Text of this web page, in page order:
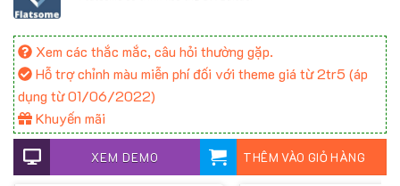
Xem các thắc mắc, câu hỏi thường gặp.
Hỗ trợ chỉnh màu miễn phí đối với theme giá từ 2tr5 (áp
dụng từ 01/06/2022)
Khuyến mãi
XEM DEMO THÊM VÀO GIỎ HÀNG